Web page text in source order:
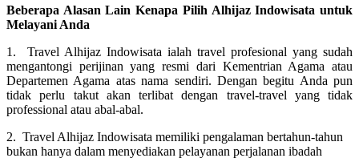
Beberapa Alasan Lain Kenapa Pilih Alhijaz Indowisata untuk
Melayani Anda
1. Travel Alhijaz Indowisata ialah travel profesional yang sudah
mengantongi perijinan yang resmi dari Kementrian Agama atau
Departemen Agama atas nama sendiri. Dengan begitu Anda pun
tidak perlu takut akan terlibat dengan travel-travel yang tidak
professional atau abal-abal.
2. Travel Alhijaz Indowisata memiliki pengalaman bertahun-tahun
bukan hanya dalam menyediakan pelayanan perjalanan ibadah